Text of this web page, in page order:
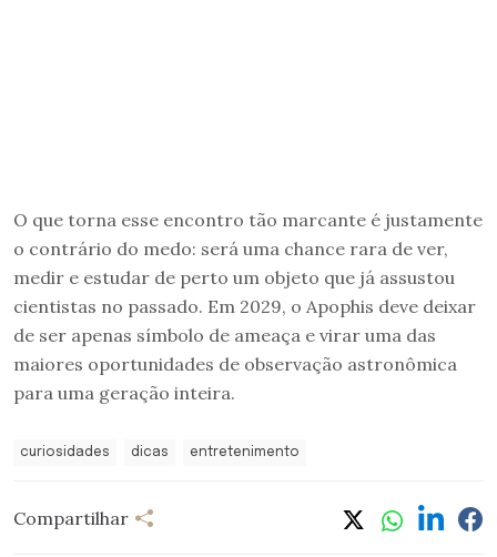
O que torna esse encontro tão marcante é justamente
o contrário do medo: será uma chance rara de ver,
medir e estudar de perto um objeto que já assustou
cientistas no passado. Em 2029, o Apophis deve deixar
de ser apenas símbolo de ameaça e virar uma das
maiores oportunidades de observação astronômica
para uma geração inteira.
curiosidades dicas entretenimento
Compartilhar